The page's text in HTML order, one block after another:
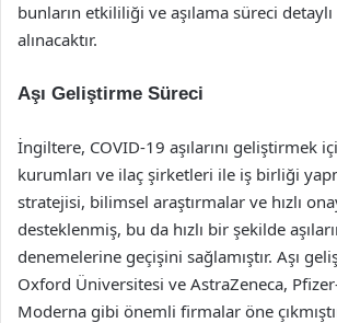
bunların etkililiği ve aşılama süreci
alınacaktır.
Aşı Geliştirme Süreci
İngiltere, COVID-19 aşılarını geliştirmek
kurumları ve ilaç şirketleri ile iş birliği
stratejisi, bilimsel araştırmalar ve hızlı
desteklenmiş, bu da hızlı bir şekilde
denemelerine geçişini sağlamıştır. Aşı
Oxford Üniversitesi ve AstraZeneca,
Moderna gibi önemli firmalar öne